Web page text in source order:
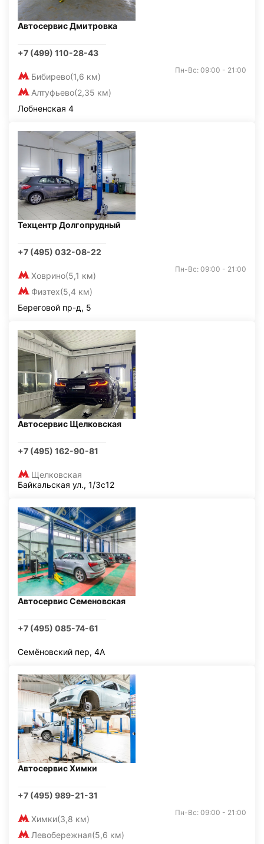
Автосервис Дмитровка
+7 (499) 110-28-43
Бибирево(1,6 км)
Алтуфьево(2,35 км)
Пн-Вс: 09:00 - 21:00
Лобненская 4
Техцентр Долгопрудный
+7 (495) 032-08-22
Ховрино(5,1 км)
Физтех(5,4 км)
Пн-Вс: 09:00 - 21:00
Береговой пр-д, 5
Автосервис Щелковская
+7 (495) 162-90-81
Щелковская
Байкальская ул., 1/3с12
Автосервис Семеновская
+7 (495) 085-74-61
Семёновский пер, 4А
Автосервис Химки
+7 (495) 989-21-31
Химки(3,8 км)
Левобережная(5,6 км)
Пн-Вс: 09:00 - 21:00